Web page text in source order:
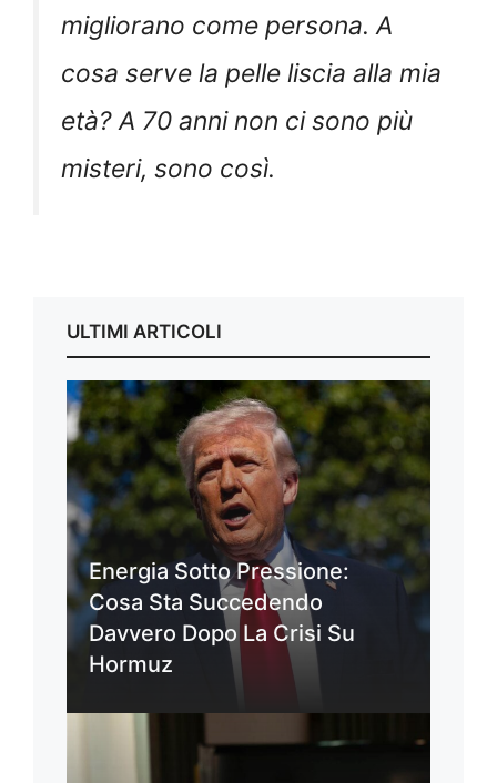
migliorano come persona. A
cosa serve la pelle liscia alla mia
età? A 70 anni non ci sono più
misteri, sono così.
ULTIMI ARTICOLI
Energia Sotto Pressione:
Cosa Sta Succedendo
Davvero Dopo La Crisi Su
Hormuz